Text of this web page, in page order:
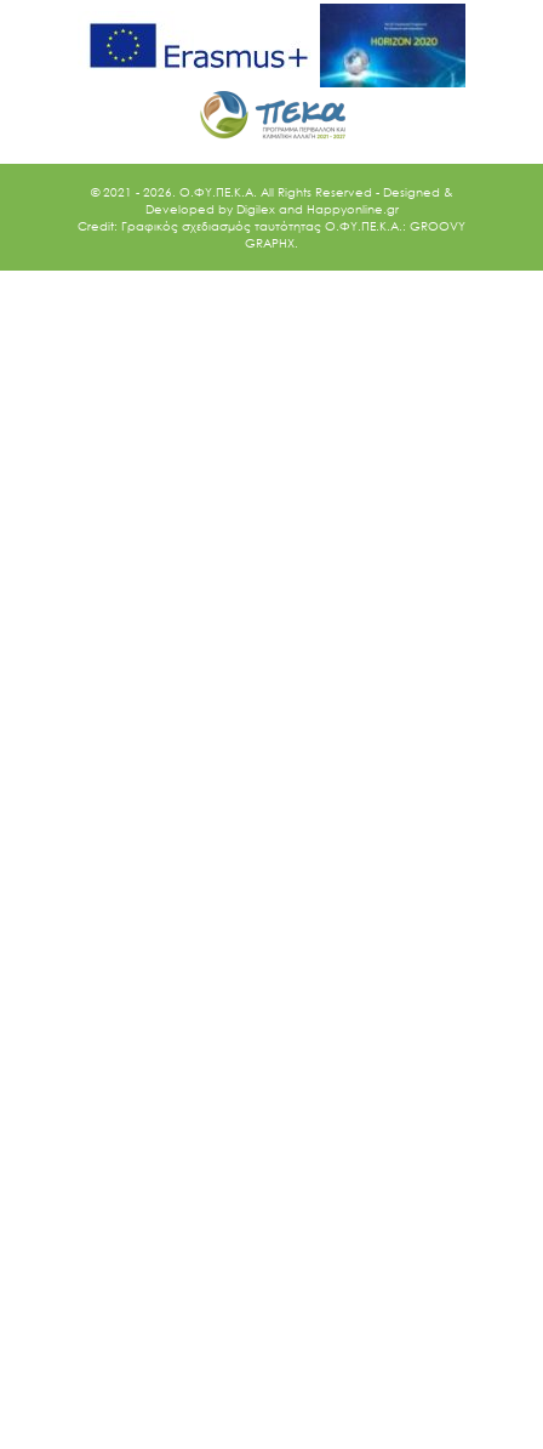
© 2021 - 2026. O.ΦΥ.ΠΕ.Κ.Α. All Rights Reserved - Designed &
Developed by Digilex and Happyonline.gr
Credit: Γραφικός σχεδιασμός ταυτότητας Ο.ΦΥ.ΠΕ.Κ.Α.: GROOVY
GRAPHX.